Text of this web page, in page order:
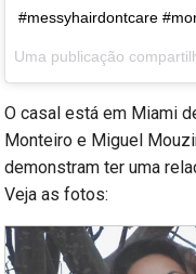
#messyhairdontcare
O casal está em Miami
Monteiro e Miguel
demonstram ter uma
Veja as fotos: